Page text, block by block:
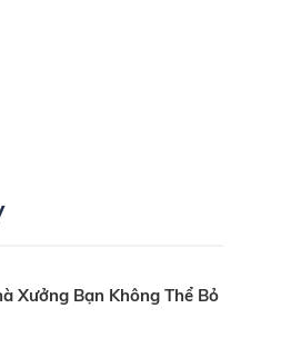
Xưởng Bạn Không Thể Bỏ